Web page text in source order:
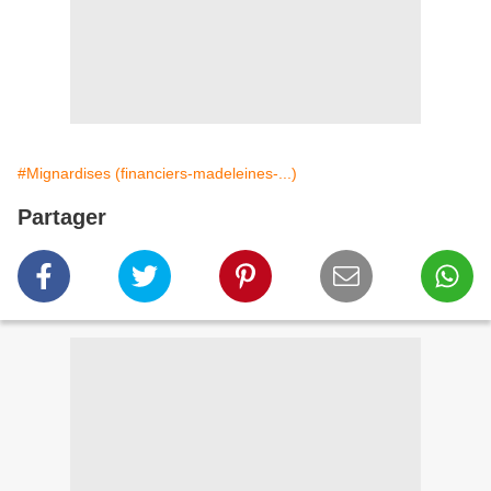
#Mignardises (financiers-madeleines-...)
Partager